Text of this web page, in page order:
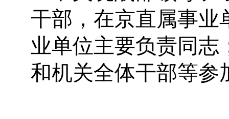
干部，在京直属事业
业单位主要负责同志
和机关全体干部等参